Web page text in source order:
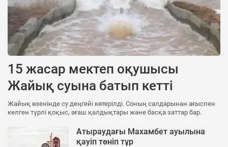
15 жасар мектеп оқушысы
Жайық суына батып кетті
Жайық өзенінде су деңгейі көтерілді. Соның салдарынан ағыспен
келген түрлі қоқыс, ағаш қалдықтары және басқа заттар бар.
Атыраудағы Махамбет ауылына
қауіп төніп тұр